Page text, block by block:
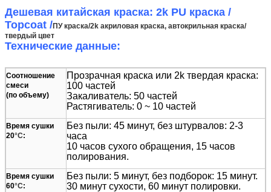
Дешевая китайская краска: 2k PU краска /
Topcoat /ПУ краска/2k акриловая краска, автокрильная краска/
твердый цвет
Технические данные:
Соотношение
смеси
(по объему)
Прозрачная краска или 2k твердая краска:
100 частей
Закаливатель: 50 частей
Растягиватель: 0 ~ 10 частей
Время сушки
20°C:
Без пыли: 45 минут, без штурвалов: 2-3
часа
10 часов сухого обращения, 15 часов
полирования.
Время сушки
60°C:
Без пыли: 5 минут, без подборок: 15 минут.
30 минут сухости, 60 минут полировки.